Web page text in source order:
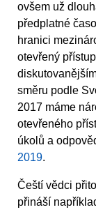
ovšem už
předplatné
hranici
otevřený
směru podle
2017 máme
otevřeného
úkolů a
2019.
Čeští vědci
přináší